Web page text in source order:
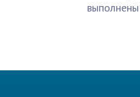
выполнены